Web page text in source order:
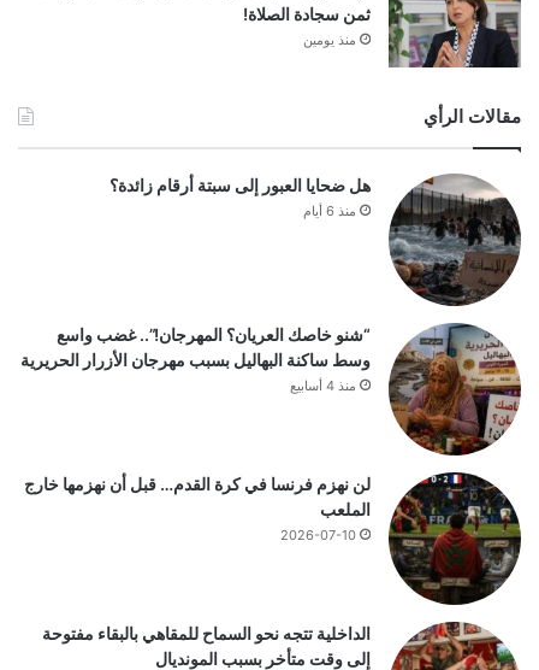
ثمن سجادة الصلاة!
منذ يومين
مقالات الرأي
هل ضحايا العبور إلى سبتة أرقام زائدة؟
منذ 6 أيام
“شنو خاصك العريان؟ المهرجان!”.. غضب واسع
وسط ساكنة البهاليل بسبب مهرجان الأزرار الحريرية
منذ 4 أسابيع
لن نهزم فرنسا في كرة القدم… قبل أن نهزمها خارج
الملعب
2026-07-10
الداخلية تتجه نحو السماح للمقاهي بالبقاء مفتوحة
إلى وقت متأخر بسبب المونديال